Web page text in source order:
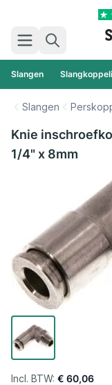
Zoek
Slangen
Slangen
Knie
1/4" x 8mm
€ 60,06